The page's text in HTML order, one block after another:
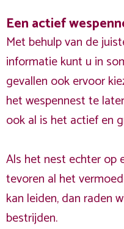
Een actief
Met behulp van de
informatie kunt u in
gevallen ook ervoor
het wespennest te
ook al is het actief en
Als het nest echter op
tevoren al het
kan leiden, dan raden
bestrijden.